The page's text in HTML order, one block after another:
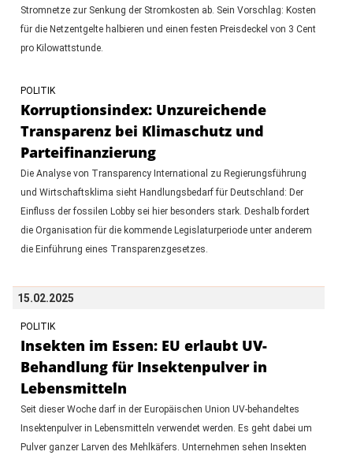
Stromnetze zur Senkung der Stromkosten ab. Sein Vorschlag: Kosten
für die Netzentgelte halbieren und einen festen Preisdeckel von 3 Cent
pro Kilowattstunde.
POLITIK
Korruptionsindex: Unzureichende
Transparenz bei Klimaschutz und
Parteifinanzierung
Die Analyse von Transparency International zu Regierungsführung
und Wirtschaftsklima sieht Handlungsbedarf für Deutschland: Der
Einfluss der fossilen Lobby sei hier besonders stark. Deshalb fordert
die Organisation für die kommende Legislaturperiode unter anderem
die Einführung eines Transparenzgesetzes.
15.02.2025
POLITIK
Insekten im Essen: EU erlaubt UV-
Behandlung für Insektenpulver in
Lebensmitteln
Seit dieser Woche darf in der Europäischen Union UV-behandeltes
Insektenpulver in Lebensmitteln verwendet werden. Es geht dabei um
Pulver ganzer Larven des Mehlkäfers. Unternehmen sehen Insekten